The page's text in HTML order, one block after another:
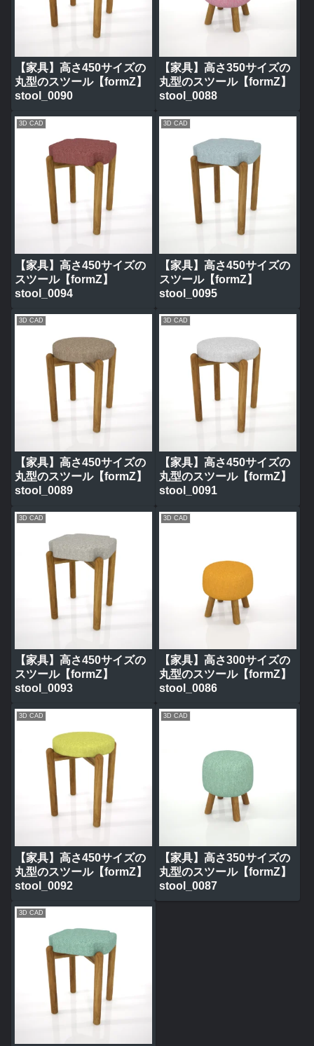
【家具】高さ450サイズの
丸型のスツール【formZ】
stool_0090
【家具】高さ350サイズの
丸型のスツール【formZ】
stool_0088
3D CAD
【家具】高さ450サイズの
スツール【formZ】
stool_0094
3D CAD
【家具】高さ450サイズの
スツール【formZ】
stool_0095
3D CAD
【家具】高さ450サイズの
丸型のスツール【formZ】
stool_0089
3D CAD
【家具】高さ450サイズの
丸型のスツール【formZ】
stool_0091
3D CAD
【家具】高さ450サイズの
スツール【formZ】
stool_0093
3D CAD
【家具】高さ300サイズの
丸型のスツール【formZ】
stool_0086
3D CAD
【家具】高さ450サイズの
丸型のスツール【formZ】
stool_0092
3D CAD
【家具】高さ350サイズの
丸型のスツール【formZ】
stool_0087
3D CAD